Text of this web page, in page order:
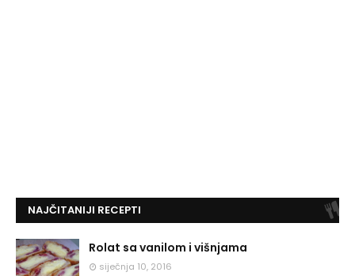
NAJČITANIJI RECEPTI
Rolat sa vanilom i višnjama
siječnja 10, 2016